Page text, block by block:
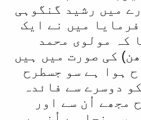
میں رشید گنگوہی
فرمایا میں نے ایک
کہ مولوی محمد
کی صورت میں ہیں
ہوا ہے سو جسطرح
دوسرے سے فائدہ
مجھے اُن سے اور